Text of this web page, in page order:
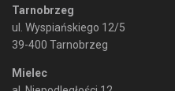
Tarnobrzeg
ul. Wyspiańskiego 12/5
39-400 Tarnobrzeg
Mielec